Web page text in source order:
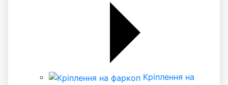
Кріплення на